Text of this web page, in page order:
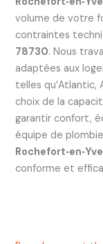
volume de votre
contraintes
78730. Nous
adaptées aux
telles qu’Atlantic,
choix de la
garantir confort,
équipe de
conforme et